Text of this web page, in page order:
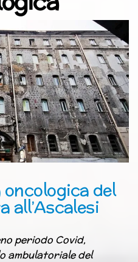
del
all’Ascalesi
periodo Covid,
ambulatoriale del